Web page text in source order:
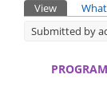
Primary tabs
View (active tab)
Submitted by